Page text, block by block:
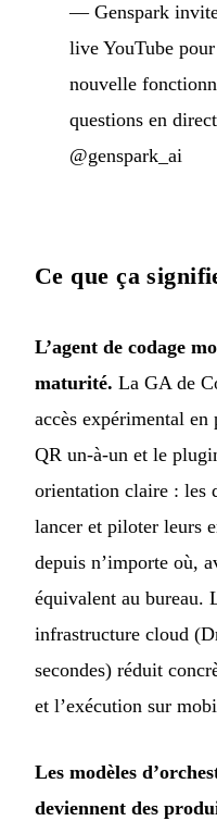
— Genspark invite
live YouTube
nouvelle
questions en
@genspark_ai
Ce que ça
L’agent de codage
maturité. La GA de
accès expérimental en
QR un-à-un et le
orientation claire : les
lancer et piloter leurs
depuis n’importe où,
équivalent au bureau.
infrastructure cloud
secondes) réduit
et l’exécution sur
Les modèles
deviennent des